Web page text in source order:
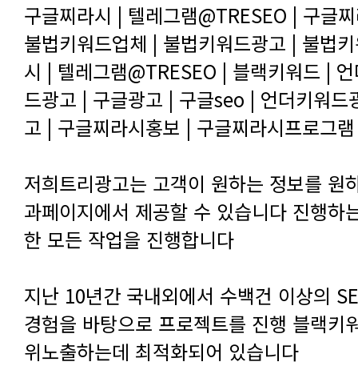
구글찌라시 | 텔레그램@TRESEO | 구글
고 | 구글찌라시홍보 | 구글찌라시프로그
한 모든 작업을 진행합니다
위노출하는데 최적화되어 있습니다